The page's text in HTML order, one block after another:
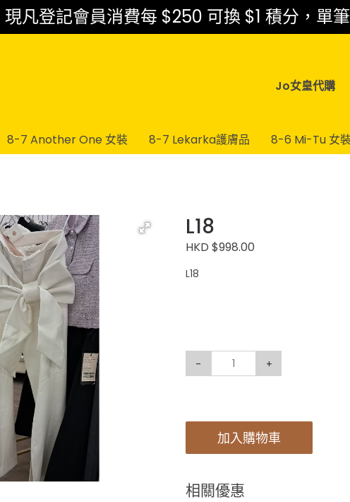
凡登記會員消費每 $250 可換 $1 積分，單
Jo女皇代購
8-7 Another One 女裝 8-7 Lekarka護膚品 8-6 Mi-Tu 女
L18
HKD $998.00
L18
- +
加入購物車
相關優惠